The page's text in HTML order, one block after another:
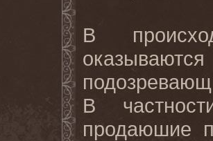
В
В
продаюшие